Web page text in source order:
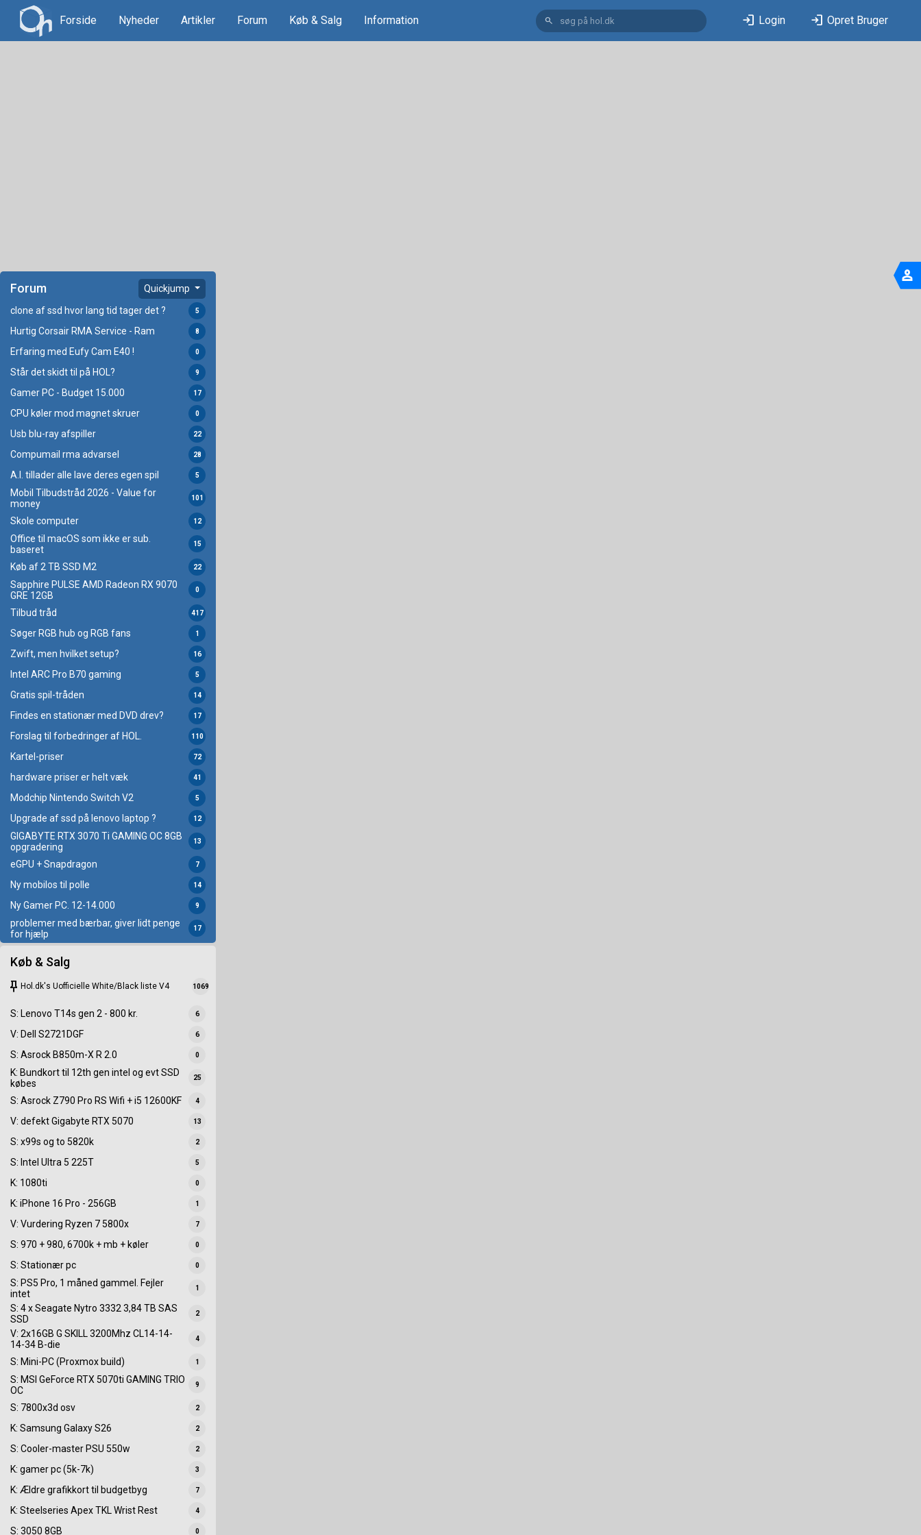
Forside Nyheder Artikler Forum Køb & Salg Information search login Login login Opret Bruger
Forum Quickjump
clone af ssd hvor lang tid tager det ? 5
Hurtig Corsair RMA Service - Ram 8
Erfaring med Eufy Cam E40 ! 0
Står det skidt til på HOL? 9
Gamer PC - Budget 15.000 17
CPU køler mod magnet skruer 0
Usb blu-ray afspiller 22
Compumail rma advarsel 28
A.I. tillader alle lave deres egen spil 5
Mobil Tilbudstråd 2026 - Value for
money
101
Skole computer 12
Office til macOS som ikke er sub.
baseret
15
Køb af 2 TB SSD M2 22
Sapphire PULSE AMD Radeon RX 9070
GRE 12GB
0
Tilbud tråd 417
Søger RGB hub og RGB fans 1
Zwift, men hvilket setup? 16
Intel ARC Pro B70 gaming 5
Gratis spil-tråden 14
Findes en stationær med DVD drev? 17
Forslag til forbedringer af HOL. 110
Kartel-priser 72
hardware priser er helt væk 41
Modchip Nintendo Switch V2 5
Upgrade af ssd på lenovo laptop ? 12
GIGABYTE RTX 3070 Ti GAMING OC 8GB
opgradering
13
eGPU + Snapdragon 7
Ny mobilos til polle 14
Ny Gamer PC. 12-14.000 9
problemer med bærbar, giver lidt penge
for hjælp
17
Køb & Salg
keep Hol.dk's Uofficielle White/Black liste V4 1069
S: Lenovo T14s gen 2 - 800 kr. 6
V: Dell S2721DGF 6
S: Asrock B850m-X R 2.0 0
K: Bundkort til 12th gen intel og evt SSD
købes
25
S: Asrock Z790 Pro RS Wifi + i5 12600KF 4
V: defekt Gigabyte RTX 5070 13
S: x99s og to 5820k 2
S: Intel Ultra 5 225T 5
K: 1080ti 0
K: iPhone 16 Pro - 256GB 1
V: Vurdering Ryzen 7 5800x 7
S: 970 + 980, 6700k + mb + køler 0
S: Stationær pc 0
S: PS5 Pro, 1 måned gammel. Fejler
intet
1
S: 4 x Seagate Nytro 3332 3,84 TB SAS
SSD
2
V: 2x16GB G SKILL 3200Mhz CL14-14-
14-34 B-die
4
S: Mini-PC (Proxmox build) 1
S: MSI GeForce RTX 5070ti GAMING TRIO
OC
9
S: 7800x3d osv 2
K: Samsung Galaxy S26 2
S: Cooler-master PSU 550w 2
K: gamer pc (5k-7k) 3
K: Ældre grafikkort til budgetbyg 7
K: Steelseries Apex TKL Wrist Rest 4
S: 3050 8GB 0
person